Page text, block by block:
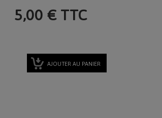
5,00 € TTC
AJOUTER AU PANIER